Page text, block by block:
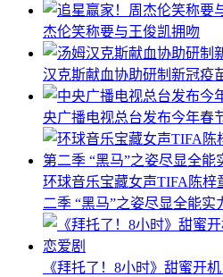
杰伦笑称要与王俊凯拥吻
汉克斯献血协助研制新冠疫
央广播电视总台发布今年春
环球音乐宝藏女声TIFA陈梓
二季 “黑马”之姿尽显全能实
《拜托了！8小时》甜蜜开